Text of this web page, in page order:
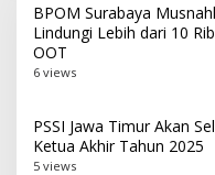
BPOM Surabaya
Lindungi Lebih dari 10
OOT
6 views
PSSI Jawa Timur Akan
Ketua Akhir Tahun 2025
5 views